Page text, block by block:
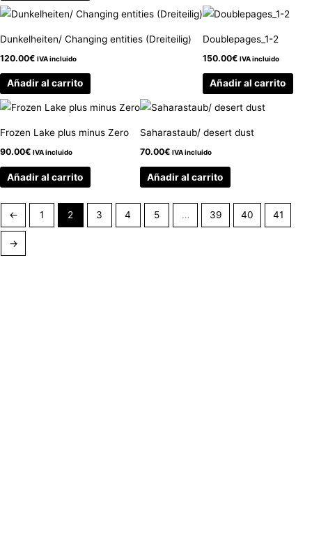
Dunkelheiten/ Changing entities (Dreiteilig)
120.00€ IVA incluido
Añadir al carrito
Doublepages_1-2
150.00€ IVA incluido
Añadir al carrito
Frozen Lake plus minus Zero
90.00€ IVA incluido
Añadir al carrito
Saharastaub/ desert dust
70.00€ IVA incluido
Añadir al carrito
← 1 2 3 4 5 … 39 40 41
→